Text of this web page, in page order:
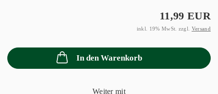
11,99 EUR
inkl. 19% MwSt. zzgl. Versand
In den Warenkorb
Weiter mit